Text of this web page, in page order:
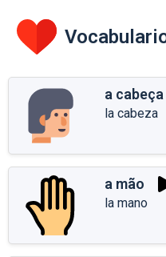
a cabeça
la cabeza
a mão
la mano